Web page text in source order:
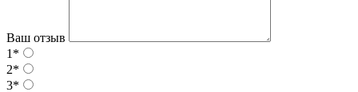
Ваш отзыв
1*
2*
3*